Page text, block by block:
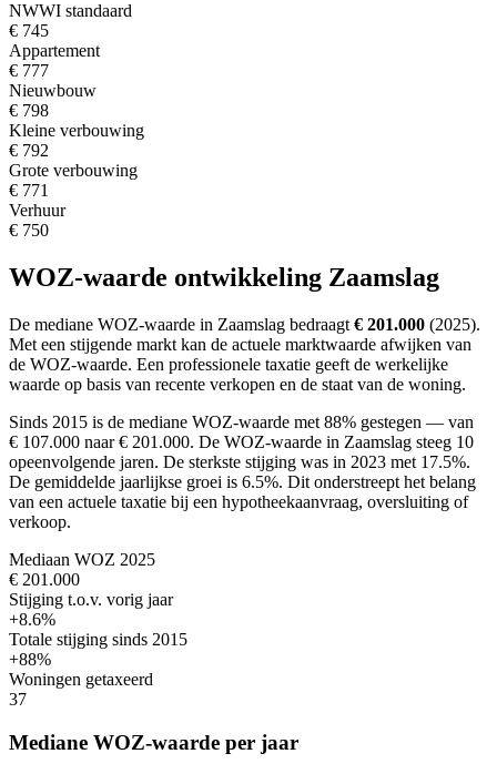
NWWI standaard
€ 745
Appartement
€ 777
Nieuwbouw
€ 798
Kleine verbouwing
€ 792
Grote verbouwing
€ 771
Verhuur
€ 750
WOZ-waarde ontwikkeling Zaamslag
De mediane WOZ-waarde in Zaamslag bedraagt € 201.000 (2025).
Met een stijgende markt kan de actuele marktwaarde afwijken van
de WOZ-waarde. Een professionele taxatie geeft de werkelijke
waarde op basis van recente verkopen en de staat van de woning.
Sinds 2015 is de mediane WOZ-waarde met 88% gestegen — van
€ 107.000 naar € 201.000. De WOZ-waarde in Zaamslag steeg 10
opeenvolgende jaren. De sterkste stijging was in 2023 met 17.5%.
De gemiddelde jaarlijkse groei is 6.5%. Dit onderstreept het belang
van een actuele taxatie bij een hypotheekaanvraag, oversluiting of
verkoop.
Mediaan WOZ 2025
€ 201.000
Stijging t.o.v. vorig jaar
+8.6%
Totale stijging sinds 2015
+88%
Woningen getaxeerd
37
Mediane WOZ-waarde per jaar